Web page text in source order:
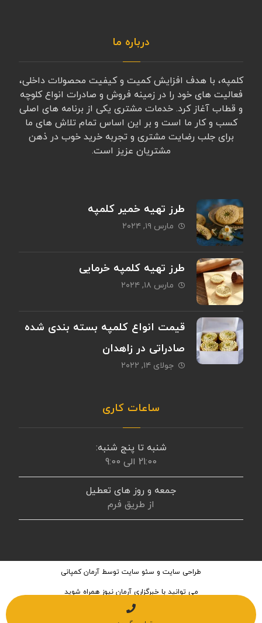
درباره ما
کلمپه، با هدف افزایش کمیت و کیفیت محصولات داخلی،
فعالیت های خود را در زمینه فروش و صادرات انواع کلوچه
و قطاب آغاز کرد. خدمات مشتری یکی از برنامه های اصلی
کسب و کار ما است و بر این اساس تمام تلاش های ما
برای جلب رضایت مشتری و تجربه خرید خوب در ذهن
مشتریان عزیز است.
طرز تهیه خمیر کلمپه
مارس ۱۹, ۲۰۲۴
طرز تهیه کلمپه خرمایی
مارس ۱۸, ۲۰۲۴
قیمت انواع کلمپه بسته بندی شده
صادراتی در زاهدان
جولای ۱۴, ۲۰۲۲
ساعات کاری
شنبه تا پنج شنبه:
21:00 الی 9:00
جمعه و روز های تعطیل
از طریق فرم
طراحی سایت و سئو سایت توسط آرمان کمپانی
می توانید باخبرگزاری آرمان نیوز همراه شوید